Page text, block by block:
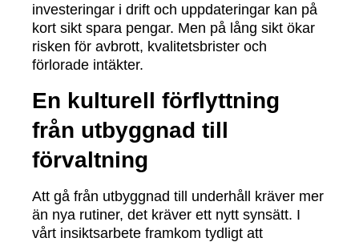
investeringar i drift och uppdateringar kan på
kort sikt spara pengar. Men på lång sikt ökar
risken för avbrott, kvalitetsbrister och
förlorade intäkter.
En kulturell förflyttning
från utbyggnad till
förvaltning
Att gå från utbyggnad till underhåll kräver mer
än nya rutiner, det kräver ett nytt synsätt. I
vårt insiktsarbete framkom tydligt att